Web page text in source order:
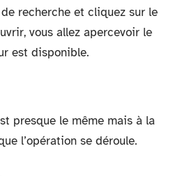
recherche et cliquez sur le
vous allez apercevoir le
est disponible.
presque le même mais à la
l’opération se déroule.